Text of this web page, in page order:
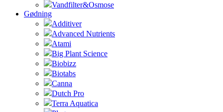
Vandfilter&Osmose
Gødning
Additiver
Advanced Nutrients
Atami
Big Plant Science
Biobizz
Biotabs
Canna
Dutch Pro
Terra Aquatica